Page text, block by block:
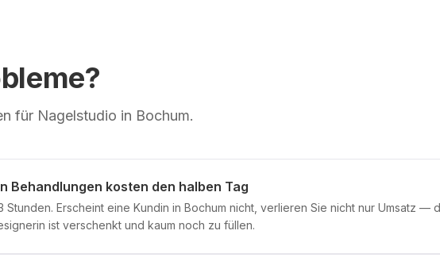
für Nagelstudio in Bochum.
Behandlungen kosten den halben Tag
Stunden. Erscheint eine Kundin in Bochum nicht, verlieren Sie nicht nur Umsatz —
ist verschenkt und kaum noch zu füllen.